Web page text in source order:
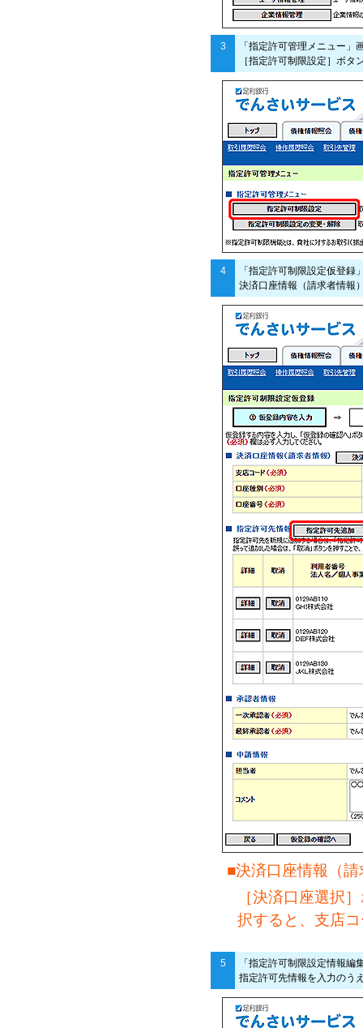
3
「指定許可管理メニュー」
［指定許可制限設定］ボタ
4
「指定許可制限設定仮登録
決済口座情報（請求者情報
■決済口座情報（
［決済口座選択
択すると、支店
5
「指定許可制限設定情報編
指定許可先情報を入力のう